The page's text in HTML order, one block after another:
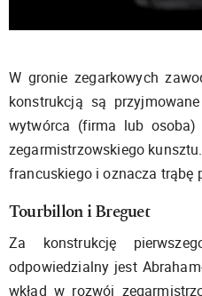
W gronie zegarkowych
konstrukcją są
wytwórca (firma lub osoba)
zegarmistrzowskiego
francuskiego i oznacza trąbę
Tourbillon i Breguet
Za konstrukcję
odpowiedzialny jest
wkład w rozwój